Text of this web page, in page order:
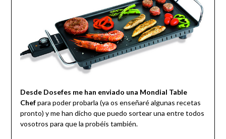
Desde Dosefes me han enviado una Mondial Table
Chefpara poder probarla (ya os enseñaré algunas recetas
pronto) y me han dicho que puedo sortear una entre todos
vosotros para que la probéis también.